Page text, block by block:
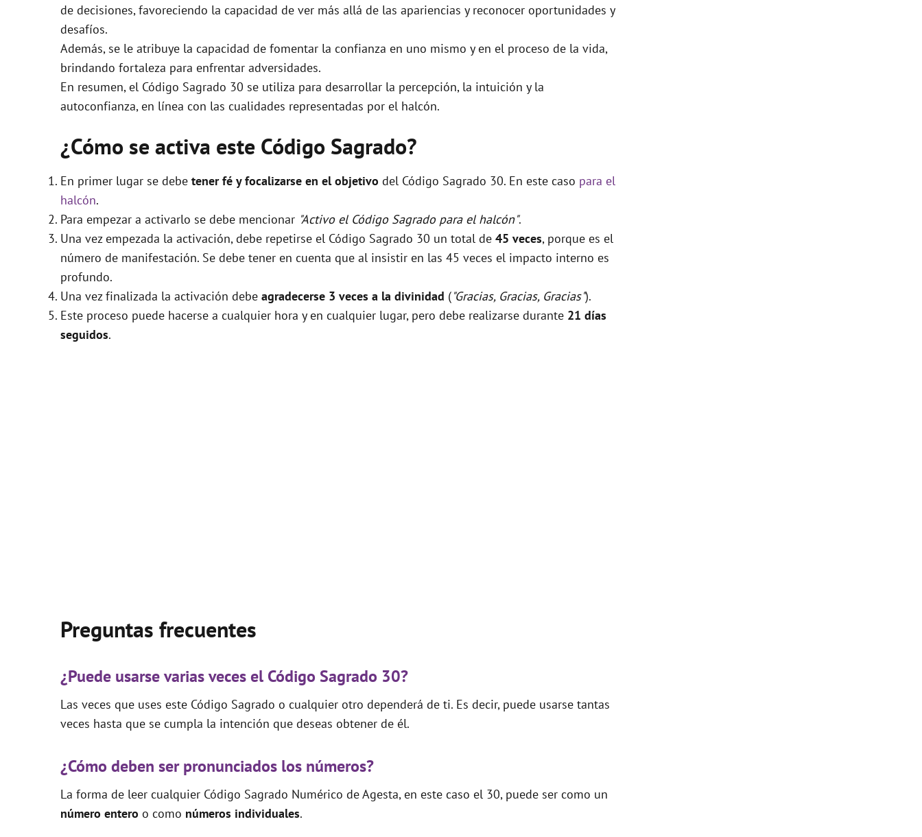
de decisiones, favoreciendo la capacidad de ver más allá de las apariencias y reconocer oportunidades y
desafíos.
Además, se le atribuye la capacidad de fomentar la confianza en uno mismo y en el proceso de la vida,
brindando fortaleza para enfrentar adversidades.
En resumen, el Código Sagrado 30 se utiliza para desarrollar la percepción, la intuición y la
autoconfianza, en línea con las cualidades representadas por el halcón.
¿Cómo se activa este Código Sagrado?
En primer lugar se debe tener fé y focalizarse en el objetivo del Código Sagrado 30. En este caso para el
halcón.
Para empezar a activarlo se debe mencionar "Activo el Código Sagrado para el halcón".
Una vez empezada la activación, debe repetirse el Código Sagrado 30 un total de 45 veces, porque es el
número de manifestación. Se debe tener en cuenta que al insistir en las 45 veces el impacto interno es
profundo.
Una vez finalizada la activación debe agradecerse 3 veces a la divinidad ("Gracias, Gracias, Gracias").
Este proceso puede hacerse a cualquier hora y en cualquier lugar, pero debe realizarse durante 21 días
seguidos.
Preguntas frecuentes
¿Puede usarse varias veces el Código Sagrado 30?
Las veces que uses este Código Sagrado o cualquier otro dependerá de ti. Es decir, puede usarse tantas
veces hasta que se cumpla la intención que deseas obtener de él.
¿Cómo deben ser pronunciados los números?
La forma de leer cualquier Código Sagrado Numérico de Agesta, en este caso el 30, puede ser como un
número entero o como números individuales.